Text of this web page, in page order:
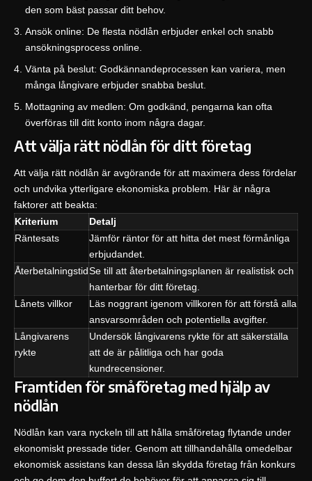
den som bäst passar ditt behov.
Ansök online: De flesta nödlån erbjuder enkel och snabb
ansökningsprocess online.
Vänta på beslut: Godkännandeprocessen kan variera, men
många långivare erbjuder snabba beslut.
Mottagning av medlen: Om godkänd, pengarna kan ofta
överföras till ditt konto inom några dagar.
Att välja rätt nödlån för ditt företag
Att välja rätt nödlån är avgörande för att maximera dess fördelar
och undvika ytterligare ekonomiska problem. Här är några
faktorer att beakta:
Kriterium
Detalj
Räntesats
Jämför räntor för att hitta det mest förmånliga
erbjudandet.
ÅterbetalningstidSe till att återbetalningsplanen är realistisk och
hanterbar för ditt företag.
Lånets villkor
Läs noggrant igenom villkoren för att förstå alla
ansvarsområden och potentiella avgifter.
Långivarens
rykte
Undersök långivarens rykte för att säkerställa
att de är pålitliga och har goda
kundrecensioner.
Framtiden för småföretag med hjälp av
nödlån
Nödlån kan vara nyckeln till att hålla småföretag flytande under
ekonomiskt pressade tider. Genom att tillhandahålla omedelbar
ekonomisk assistans kan dessa lån skydda företag från konkurs